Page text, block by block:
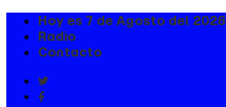
Hoy es 7 de Agosto del 2026
Radio
Contacto